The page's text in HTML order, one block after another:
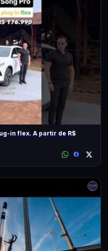
in flex. A partir de R$